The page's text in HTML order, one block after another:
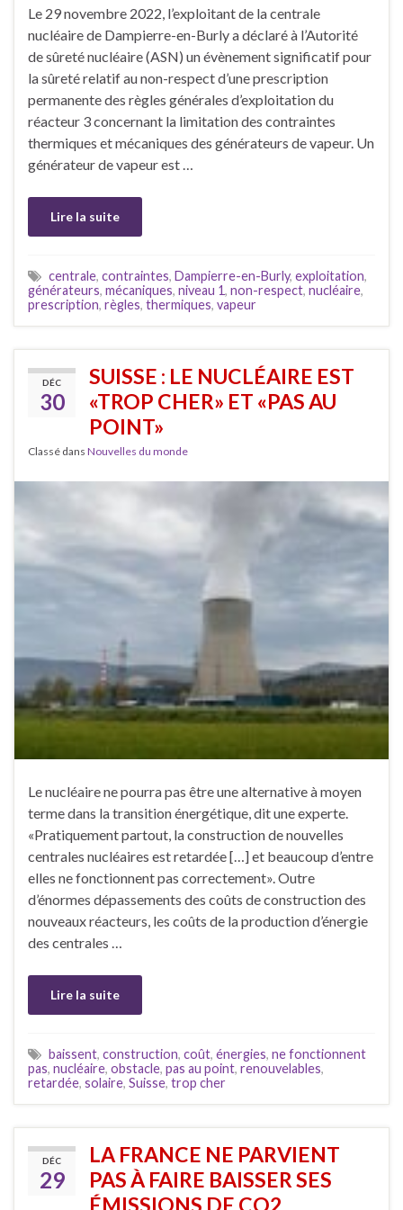
Le 29 novembre 2022, l’exploitant de la centrale
nucléaire de Dampierre-en-Burly a déclaré à l’Autorité
de sûreté nucléaire (ASN) un évènement significatif pour
la sûreté relatif au non-respect d’une prescription
permanente des règles générales d’exploitation du
réacteur 3 concernant la limitation des contraintes
thermiques et mécaniques des générateurs de vapeur. Un
générateur de vapeur est …
Lire la suite
centrale, contraintes, Dampierre-en-Burly, exploitation,
générateurs, mécaniques, niveau 1, non-respect, nucléaire,
prescription, règles, thermiques, vapeur
DÉC
30
SUISSE : LE NUCLÉAIRE EST
«TROP CHER» ET «PAS AU
POINT»
Classé dans Nouvelles du monde
Le nucléaire ne pourra pas être une alternative à moyen
terme dans la transition énergétique, dit une experte.
«Pratiquement partout, la construction de nouvelles
centrales nucléaires est retardée […] et beaucoup d’entre
elles ne fonctionnent pas correctement». Outre
d’énormes dépassements des coûts de construction des
nouveaux réacteurs, les coûts de la production d’énergie
des centrales …
Lire la suite
baissent, construction, coût, énergies, ne fonctionnent
pas, nucléaire, obstacle, pas au point, renouvelables,
retardée, solaire, Suisse, trop cher
DÉC
29
LA FRANCE NE PARVIENT
PAS À FAIRE BAISSER SES
ÉMISSIONS DE CO2